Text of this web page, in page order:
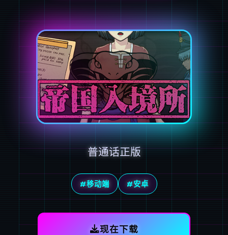
普通话正版
#移动端 #安卓
现在下载